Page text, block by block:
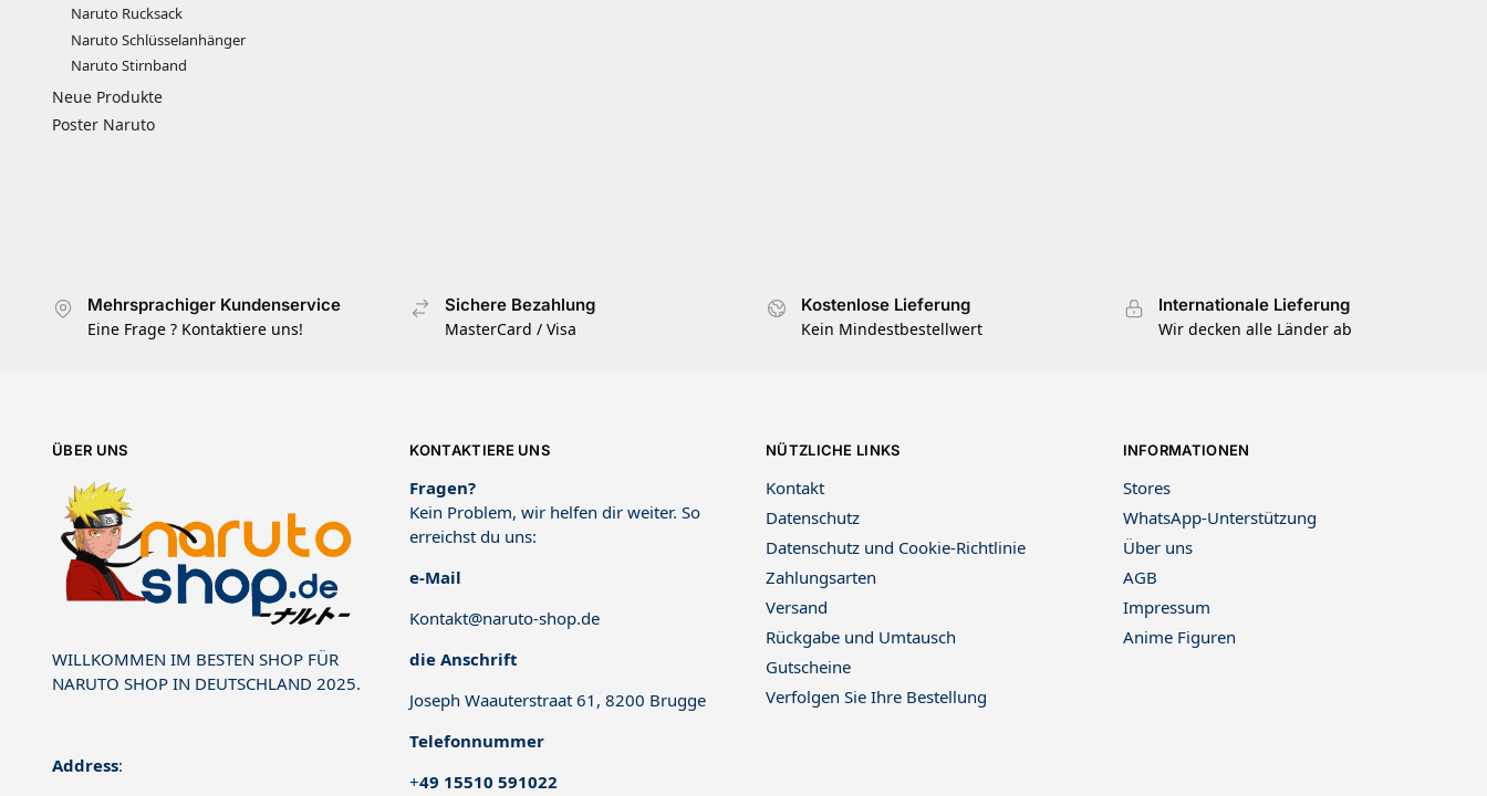
Naruto Rucksack
Naruto Schlüsselanhänger
Naruto Stirnband
Neue Produkte
Poster Naruto
Mehrsprachiger Kundenservice
Eine Frage ? Kontaktiere uns!
Sichere Bezahlung
MasterCard / Visa
Kostenlose Lieferung
Kein Mindestbestellwert
Internationale Lieferung
Wir decken alle Länder ab
ÜBER UNS
WILLKOMMEN IM BESTEN SHOP FÜR
NARUTO SHOP IN DEUTSCHLAND 2025.
Address:
KONTAKTIERE UNS
Fragen?
Kein Problem, wir helfen dir weiter. So
erreichst du uns:
e-Mail
Kontakt@naruto-shop.de
die Anschrift
Joseph Waauterstraat 61, 8200 Brugge
Telefonnummer
+49 15510 591022
NÜTZLICHE LINKS
Kontakt
Datenschutz
Datenschutz und Cookie-Richtlinie
Zahlungsarten
Versand
Rückgabe und Umtausch
Gutscheine
Verfolgen Sie Ihre Bestellung
INFORMATIONEN
Stores
WhatsApp-Unterstützung
Über uns
AGB
Impressum
Anime Figuren